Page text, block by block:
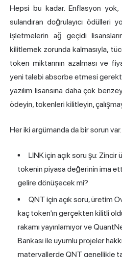
Hepsi bu kadar. Enflasyon
sulandıran doğrulayıcı ödülleri
işletmelerin ağ geçidi
kilitlemek zorunda kalmasıyla,
token miktarının azalması ve
yeni talebi absorbe etmesi
yazılım lisansına daha çok
ödeyin, tokenleri kilitleyin,
Her iki argümanda da bir sorun var.
LINK için açık soru şu:
tokenin piyasa değerinin ima
gelire dönüşecek mi?
QNT için açık soru, üretim
kaç token'ın gerçekten kilitli
rakamı yayınlamıyor ve
Bankası ile uyumlu projeler
materyallerde QNT genellikle